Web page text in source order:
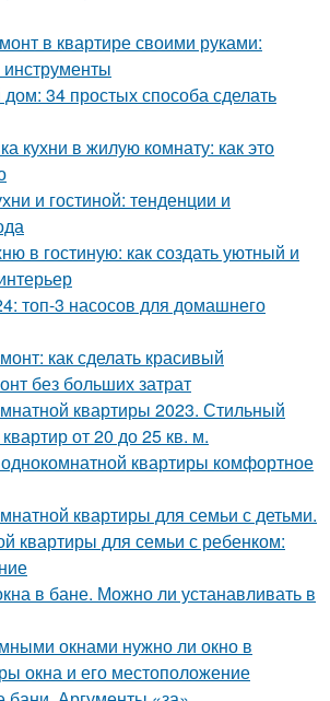
в квартире своими руками:
34 простых способа сделать
кухни в жилую комнату: как это
и гостиной: тенденции и
в гостиную: как создать уютный и
топ-3 насосов для домашнего
как сделать красивый
без больших затрат
квартиры 2023. Стильный
от 20 до 25 кв. м.
однокомнатной квартиры комфортное
квартиры для семьи с детьми.
квартиры для семьи с ребенком:
в бане. Можно ли устанавливать в
окнами нужно ли окно в
окна и его местоположение